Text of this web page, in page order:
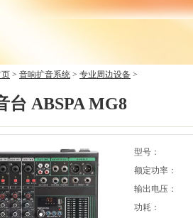
> 音响扩音系统 > 专业周边设备 >
台 ABSPA MG8
型号：
额定功率：
输出电压：
功耗：